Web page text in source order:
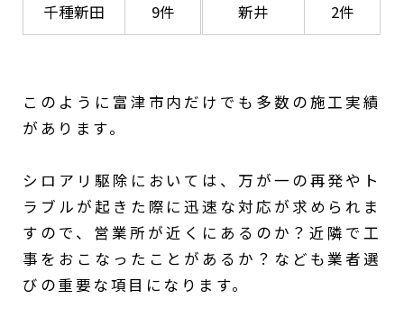
千種新田 9件 新井 2件
このように富津市内だけでも多数の施工実績
があります。
シロアリ駆除においては、万が一の再発やト
ラブルが起きた際に迅速な対応が求められま
すので、営業所が近くにあるのか？近隣で工
事をおこなったことがあるか？なども業者選
びの重要な項目になります。